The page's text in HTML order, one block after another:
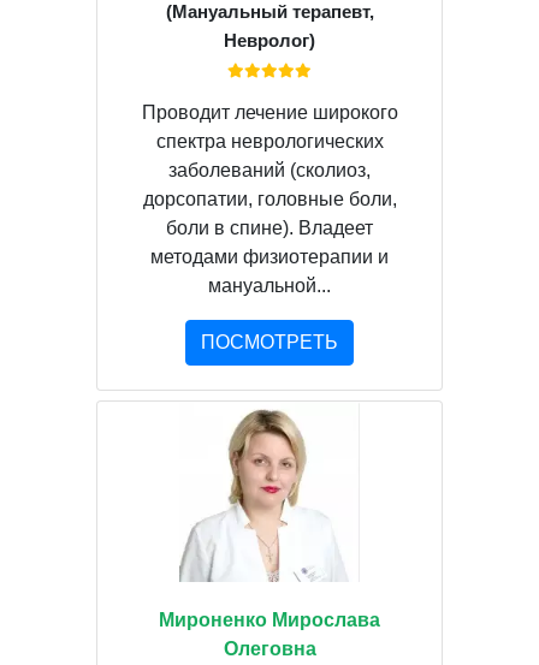
(Мануальный терапевт,
Невролог)
Проводит лечение широкого
спектра неврологических
заболеваний (сколиоз,
дорсопатии, головные боли,
боли в спине). Владеет
методами физиотерапии и
мануальной...
ПОСМОТРЕТЬ
Мироненко Мирослава
Олеговна